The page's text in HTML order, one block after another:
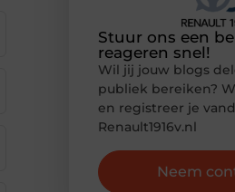
Stuur ons een
reageren snel!
Wil jij jouw blogs
publiek bereiken?
en registreer je
Renault1916v.nl
Neem